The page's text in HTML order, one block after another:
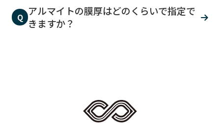
Q アルマイトの膜厚はどのくらいで指定で
きますか？